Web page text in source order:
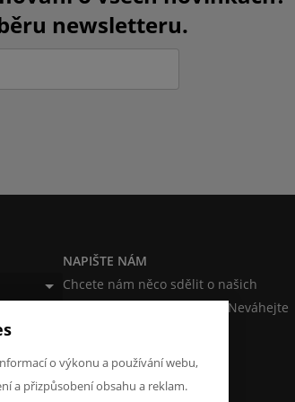
newsletteru.
NAPIŠTE NÁM
Chcete nám něco sdělit o našich
produktech nebo e-shopu? Neváhejte
Chci napsat zprávu
o výkonu a používání webu,
a přizpůsobení obsahu a reklam.